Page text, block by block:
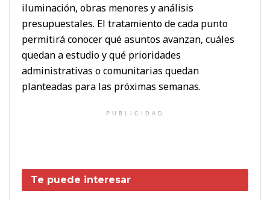
iluminación, obras menores y análisis
presupuestales. El tratamiento de cada punto
permitirá conocer qué asuntos avanzan, cuáles
quedan a estudio y qué prioridades
administrativas o comunitarias quedan
planteadas para las próximas semanas.
PUBLICIDAD
Te puede interesar